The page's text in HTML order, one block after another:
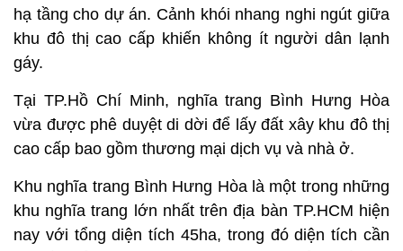
hạ tầng cho dự án. Cảnh khói nhang nghi ngút giữa
khu đô thị cao cấp khiến không ít người dân lạnh
gáy.
Tại TP.Hồ Chí Minh, nghĩa trang Bình Hưng Hòa
vừa được phê duyệt di dời để lấy đất xây khu đô thị
cao cấp bao gồm thương mại dịch vụ và nhà ở.
Khu nghĩa trang Bình Hưng Hòa là một trong những
khu nghĩa trang lớn nhất trên địa bàn TP.HCM hiện
nay với tổng diện tích 45ha, trong đó diện tích cần